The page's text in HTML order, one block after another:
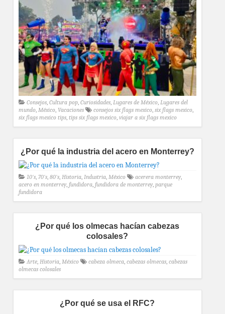
Consejos, Cultura pop, Curiosidades, Lugares de México, Lugares del
mundo, México, Vacaciones consejos six flags mexico, six flags mexico,
six flags mexico tips, tips six flags mexico, viajar a six flags mexico
¿Por qué la industria del acero en Monterrey?
10's, 70's, 80's, Historia, Industria, México acerera monterrey,
acero en monterrey, fundidora, fundidora de monterrey, parque
fundidora
¿Por qué los olmecas hacían cabezas
colosales?
Arte, Historia, México cabeza olmeca, cabezas olmecas, cabezas
olmecas colosales
¿Por qué se usa el RFC?